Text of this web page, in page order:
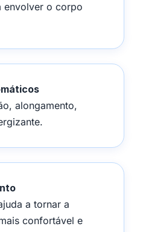
envolver o corpo
alongamento,
a tornar a
confortável e